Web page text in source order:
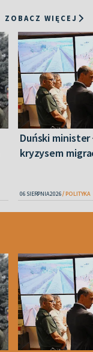
ZOBACZ WIĘCEJ
Duński minister
kryzysem
06 SIERPNIA 2026 POLITYKA